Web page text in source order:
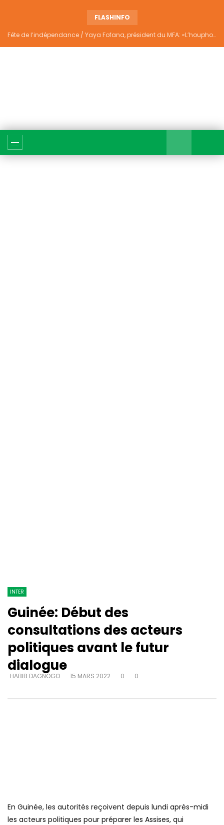
FLASHINFO
Fête de l’indépendance / Yaya Fofana, président du MFA: «L’houphouëtisme véritable ne divise pas»
INTER
Guinée: Début des
consultations des acteurs
politiques avant le futur
dialogue
HABIB DAGNOGO 15 MARS 2022 0 0
En Guinée, les autorités reçoivent depuis lundi après-midi
les acteurs politiques pour préparer les Assises, qui